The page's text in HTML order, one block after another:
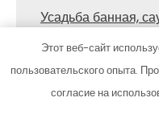
Усадьба банная,
Усадьба,
Этот веб-сайт
пользовательского опыта.
согласие на